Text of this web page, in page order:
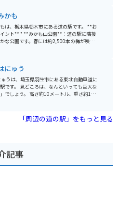
駐車場も広く、休憩 facilities も充実してい
ングの拠点としてもおすすめです。 周辺
レミアム・アウトレットやあしかがフラワ
、観光スポットも充実しています。また、
せば、世界遺産の日光東照宮にもアクセス
かも
は、栃木県栃木市にある道の駅です。 **お
山公園**：道の駅に隣接
な公園です。春には約2,500本の梅が咲き
指の梅の名所として知られています。園内
も内にあるレストラン「さんテラスみか
理です。栃木県産のブランド和牛を使用し
ーキ丼は、ここでしか味わえない逸品で
ペースがあります。 * みかも山公園周辺
にゅう
うは、埼玉県羽生市にある東北自動車道に
んといっても巨大な
でしょう。 高さ約10メートル、重さ約15ト
鬼瓦は、道の駅のシンボルとして多くの人
は、埼玉県の荒川に生息する魚を中心に、約
2,500匹の魚たちを観察することができます。
訪れる場合、東北自動車
すぐのアクセスということもあり、ツーリ
ポットとしても最適です。 広い駐車場も完
「周辺の道の駅」をもっと見る
記事